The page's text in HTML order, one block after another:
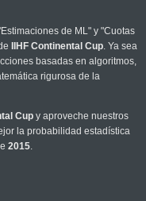
de ML" y "Cuotas
IIHF Continental Cup. Ya sea
basadas en algoritmos,
rigurosa de la
Cupy aproveche nuestros
la probabilidad estadística
2015.